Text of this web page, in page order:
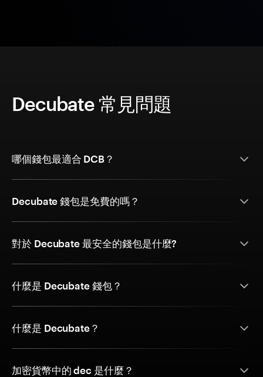
Decubate 常見問題
哪個錢包最適合 DCB？
Decubate 錢包是免費的嗎？
對於 Decubate 最安全的錢包是什麼?
什麼是 Decubate 錢包？
什麼是 Decubate？
加密貨幣中的 dec 是什麼？